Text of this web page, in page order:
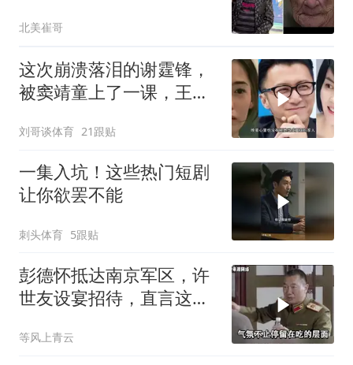
北美崔哥
这次崩溃落泪的谢霆锋，
被窦靖童上了一课，王菲
刘哥谈体育 21跟贴
一集入坑！这些热门短剧
让你欲罢不能
刺头体育 5跟贴
彭德怀抵达南京军区，许
世友设宴招待，直言这是
等风上青云